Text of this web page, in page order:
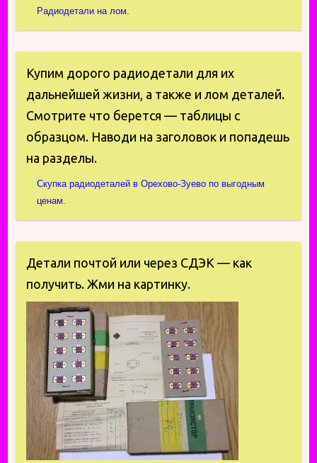
Радиодетали на лом.
Купим дорого радиодетали для их
дальнейшей жизни, а также и лом деталей.
Смотрите что берется — таблицы с
образцом. Наводи на заголовок и попадешь
на разделы.
Скупка радиодеталей в Орехово-Зуево по выгодным
ценам.
Детали почтой или через СДЭК — как
получить. Жми на картинку.